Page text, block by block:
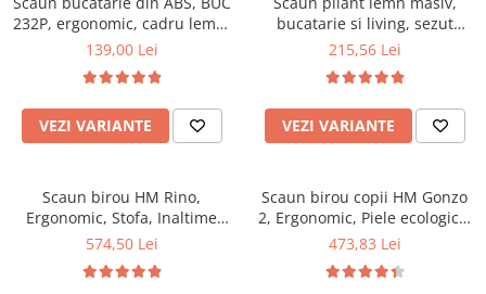
Saltele cu plasa de arcuri
Mobila bucatarie
Seturi mese si scaune bucatarie
Mobilier hol
Mobila hol
Suporturi si rafturi pantofi
Pantofare
Seturi mobilier hol
Stender haine
Suport pentru umerase
232P, ergonomic, cadru lemn,
100 kg
139,00 Lei
VEZI VARIANTE
bucatarie si living, sezut
tapitat cu piele ecologica, 100
215,56 Lei
VEZI VARIANTE
Scaun birou HM Rino,
Ergonomic, Stofa, Inaltime
reglabila, Mecanism
cm, Gri
574,50 Lei
Scaun birou copii HM Gonzo
2, Ergonomic, Piele ecologica,
Inaltime ajustabila, Mecanism
473,83 Lei